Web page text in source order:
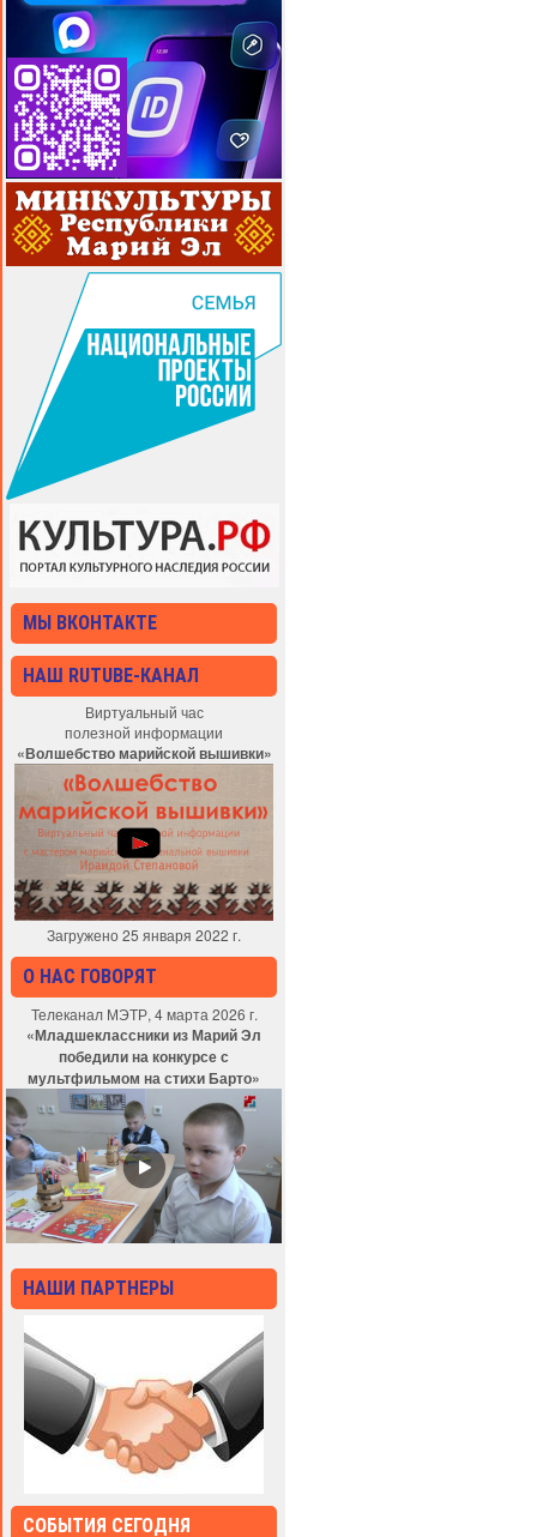
МЫ ВКОНТАКТЕ
НАШ RUTUBE-КАНАЛ
Виртуальный час
полезной информации
«Волшебство марийской вышивки»
Загружено 25 января 2022 г.
О НАС ГОВОРЯТ
Телеканал МЭТР, 4 марта 2026 г.
«Младшеклассники из Марий Эл
победили на конкурсе с
мультфильмом на стихи Барто»
НАШИ ПАРТНЕРЫ
СОБЫТИЯ СЕГОДНЯ